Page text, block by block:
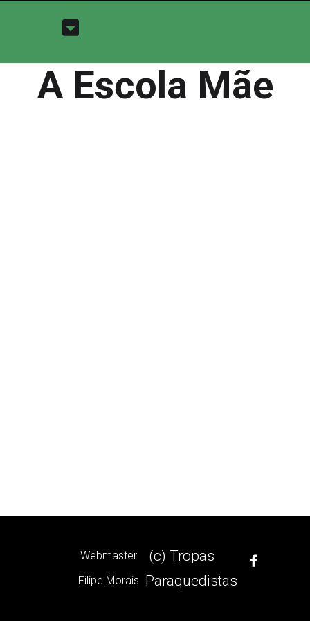
A Escola Mãe
Webmaster
Filipe Morais
(c) Tropas
Paraquedistas